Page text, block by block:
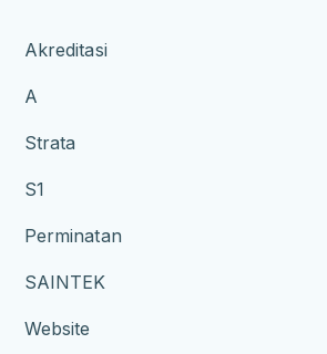
Akreditasi
A
Strata
S1
Perminatan
SAINTEK
Website